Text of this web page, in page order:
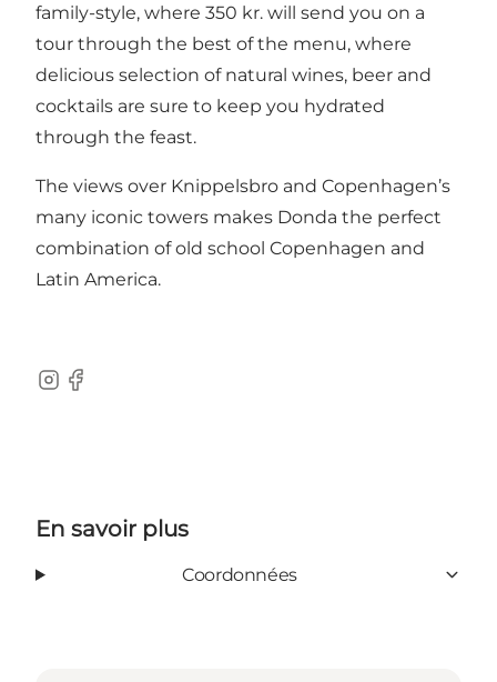
family-style, where 350 kr. will send you on a
tour through the best of the menu, where
delicious selection of natural wines, beer and
cocktails are sure to keep you hydrated
through the feast.
The views over Knippelsbro and Copenhagen’s
many iconic towers makes Donda the perfect
combination of old school Copenhagen and
Latin America.
Instagram
Facebook
En savoir plus
Coordonnées